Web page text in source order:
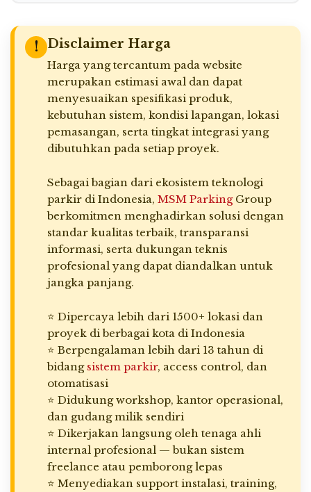
! Disclaimer Harga
Harga yang tercantum pada website
merupakan estimasi awal dan dapat
menyesuaikan spesifikasi produk,
kebutuhan sistem, kondisi lapangan, lokasi
pemasangan, serta tingkat integrasi yang
dibutuhkan pada setiap proyek.
Sebagai bagian dari ekosistem teknologi
parkir di Indonesia, MSM ParkingGroup
berkomitmen menghadirkan solusi dengan
standar kualitas terbaik, transparansi
informasi, serta dukungan teknis
profesional yang dapat diandalkan untuk
jangka panjang.
⭐ Dipercaya lebih dari 1500+ lokasi dan
proyek di berbagai kota di Indonesia
⭐ Berpengalaman lebih dari 13 tahun di
bidang sistem parkir, access control, dan
otomatisasi
⭐ Didukung workshop, kantor operasional,
dan gudang milik sendiri
⭐ Dikerjakan langsung oleh tenaga ahli
internal profesional — bukan sistem
freelance atau pemborong lepas
⭐ Menyediakan support instalasi, training,